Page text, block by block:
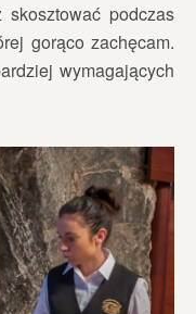
podczas
gorąco zachęcam.
wymagających